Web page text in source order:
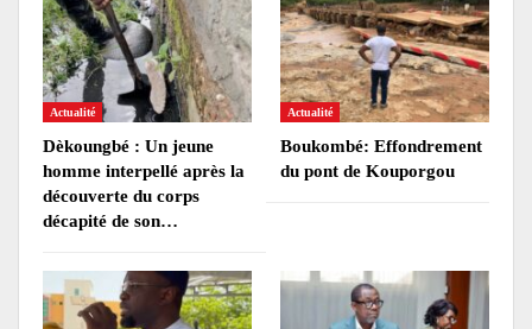
Actualité
Dèkoungbé : Un jeune
homme interpellé après la
découverte du corps
décapité de son…
Actualité
Boukombé: Effondrement
du pont de Kouporgou